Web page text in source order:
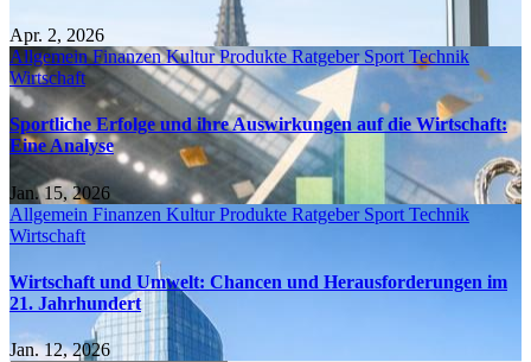
Apr. 2, 2026
AllgemeinFinanzenKulturProdukteRatgeberSport Technik
Wirtschaft
Sportliche Erfolge und ihre Auswirkungen auf die Wirtschaft:
Eine Analyse
Jan. 15, 2026
Allgemein Finanzen KulturProdukte Ratgeber Sport Technik
Wirtschaft
Wirtschaft und Umwelt: Chancen und Herausforderungen im
21. Jahrhundert
Jan. 12, 2026